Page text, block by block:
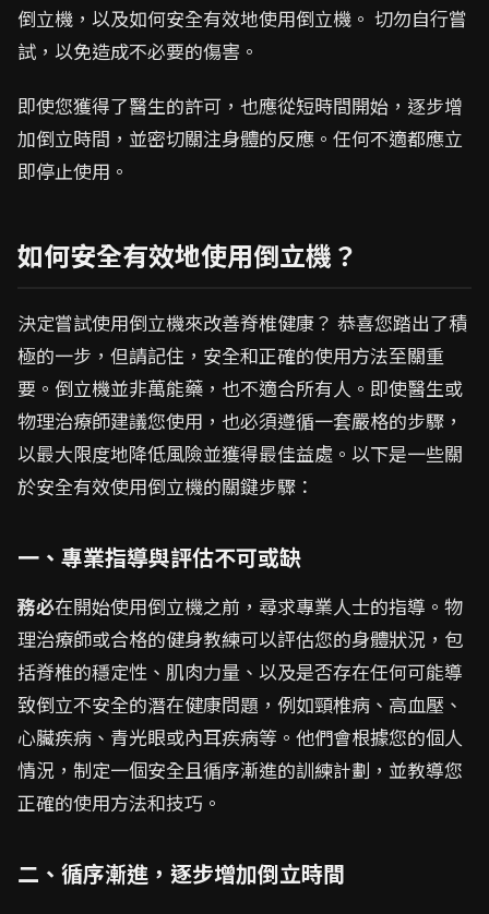
倒立機，以及如何安全有效地使用倒立機。 切勿自行嘗
試，以免造成不必要的傷害。
即使您獲得了醫生的許可，也應從短時間開始，逐步增
加倒立時間，並密切關注身體的反應。任何不適都應立
即停止使用。
如何安全有效地使用倒立機？
決定嘗試使用倒立機來改善脊椎健康？ 恭喜您踏出了積
極的一步，但請記住，安全和正確的使用方法至關重
要。倒立機並非萬能藥，也不適合所有人。即使醫生或
物理治療師建議您使用，也必須遵循一套嚴格的步驟，
以最大限度地降低風險並獲得最佳益處。以下是一些關
於安全有效使用倒立機的關鍵步驟：
一、專業指導與評估不可或缺
務必在開始使用倒立機之前，尋求專業人士的指導。物
理治療師或合格的健身教練可以評估您的身體狀況，包
括脊椎的穩定性、肌肉力量、以及是否存在任何可能導
致倒立不安全的潛在健康問題，例如頸椎病、高血壓、
心臟疾病、青光眼或內耳疾病等。他們會根據您的個人
情況，制定一個安全且循序漸進的訓練計劃，並教導您
正確的使用方法和技巧。
二、循序漸進，逐步增加倒立時間